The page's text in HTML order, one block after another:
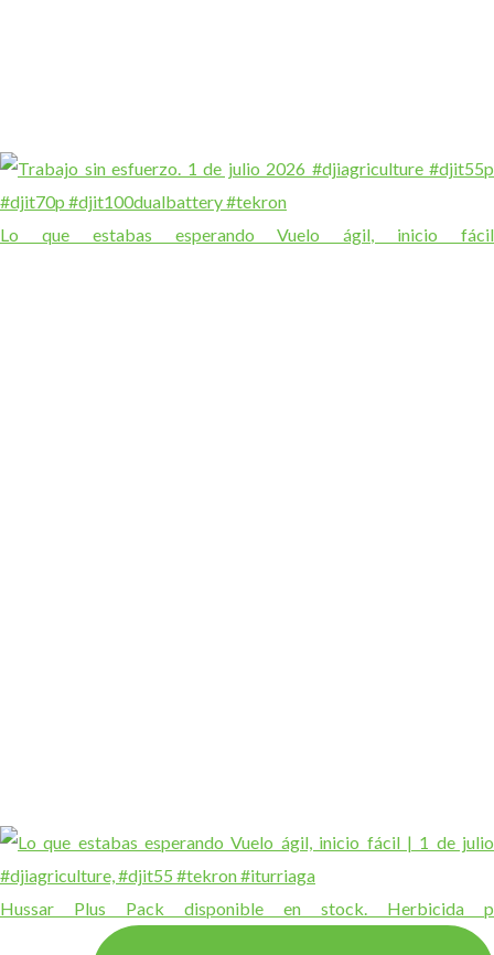
Lo que estabas esperando Vuelo ágil, inicio fácil
Hussar Plus Pack disponible en stock. Herbicida p